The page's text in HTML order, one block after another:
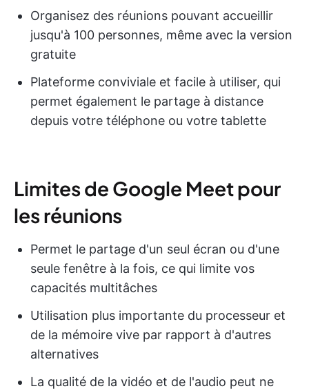
Organisez des réunions pouvant accueillir
jusqu'à 100 personnes, même avec la version
gratuite
Plateforme conviviale et facile à utiliser, qui
permet également le partage à distance
depuis votre téléphone ou votre tablette
Limites de Google Meet pour
les réunions
Permet le partage d'un seul écran ou d'une
seule fenêtre à la fois, ce qui limite vos
capacités multitâches
Utilisation plus importante du processeur et
de la mémoire vive par rapport à d'autres
alternatives
La qualité de la vidéo et de l'audio peut ne